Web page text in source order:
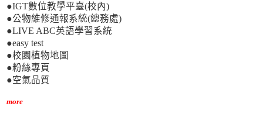
●IGT數位教學平臺(校內)
●公物維修通報系統(總務處)
●LIVE ABC英語學習系統
●easy test
●校園植物地圖
●粉絲專頁
●空氣品質
more